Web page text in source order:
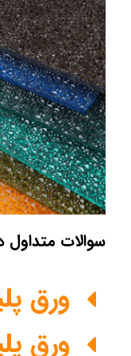
سوالات متداول
ورق
ورق